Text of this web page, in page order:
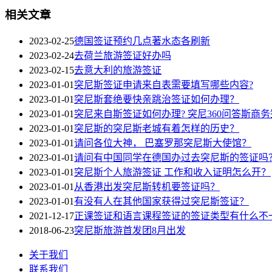
相关文章
2023-02-25德国签证预约几点著水态各刷新
2023-02-24去荷兰旅游签证好办吗
2023-02-15去意大利的旅游签证
2023-01-01突尼斯签证申请来自表需要填写哪些内容?
2023-01-01突尼斯套绝要快亲跳治签证如何办理？
2023-01-01突尼来自斯签证如何办理? 突尼360问答斯商务
2023-01-01突尼斯的突尼斯老城有着怎样的历史？
2023-01-01请问各位大神， 巴塞罗那突尼斯大使馆？
2023-01-01请问有中国同学在德国办过去突尼斯的签证吗
2023-01-01突尼斯个人旅游签证 工作和收入证明怎么开？
2023-01-01 从香港出发突尼斯转机要签证吗？
2023-01-01有没有人在其他国家获得过突尼斯签证？
2021-12-17正课签证和语言课程签证的签证类型有什么不
2018-06-23突尼斯旅游首发团8月出发
关于我们
联系我们